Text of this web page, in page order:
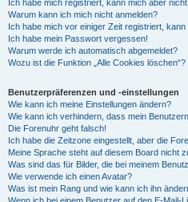
Ich habe mich registriert, kann mich aber
Warum kann ich mich nicht anmelden?
Ich habe mich vor einiger Zeit registriert,
Ich habe mein Passwort vergessen!
Warum werde ich automatisch abgemeldet?
Wozu ist die Funktion „Alle Cookies löschen“?
Benutzerpräferenzen und -einstellungen
Wie kann ich meine Einstellungen ändern?
Wie kann ich verhindern, dass mein
Die Forenuhr geht falsch!
Ich habe die Zeitzone eingestellt, aber die
Meine Sprache steht auf diesem Board nicht
Was sind das für Bilder, die bei meinem
Wie verwende ich einen Avatar?
Was ist mein Rang und wie kann ich ihn